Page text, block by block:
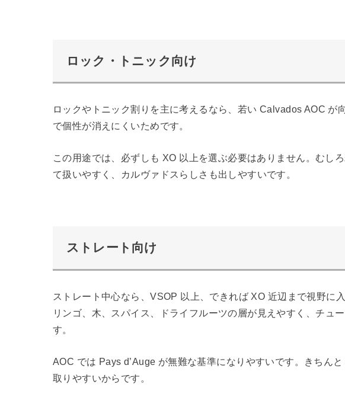
ロック・トニック向け
ロックやトニック割りを主に考えるなら、若い Calvados AOC が
で個性が消えにくいためです。
この用途では、必ずしも XO 以上を選ぶ必要はありません。むし
て扱いやすく、カルヴァドスらしさも出しやすいです。
ストレート向け
ストレート中心なら、VSOP 以上、できれば XO 近辺まで視野に
リンゴ、木、スパイス、ドライフルーツの層が見えやすく、チュ
す。
AOC では Pays d’Auge が無難な基準になりやすいです。きちん
取りやすいからです。